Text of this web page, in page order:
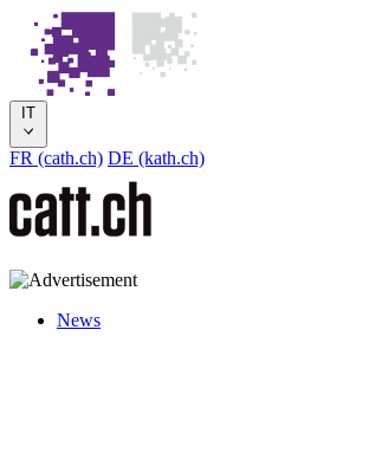
IT
FR (cath.ch) DE (kath.ch)
News